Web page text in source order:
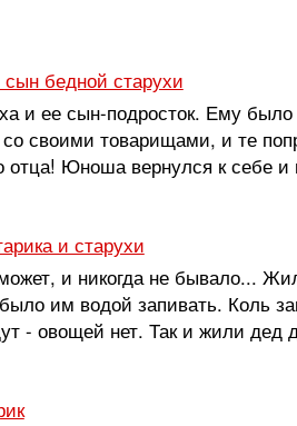
бедной старухи
и ее сын-подросток. Ему
своими товарищами, и те
отца! Юноша вернулся к себе
и старухи
и никогда не бывало...
было им водой запивать. Коль
- овощей нет. Так и жили